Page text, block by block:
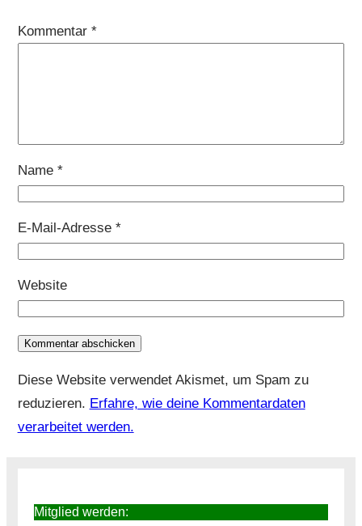
Kommentar *
Name *
E-Mail-Adresse *
Website
Diese Website verwendet Akismet, um Spam zu
reduzieren. Erfahre, wie deine Kommentardaten
verarbeitet werden.
Mitglied werden: